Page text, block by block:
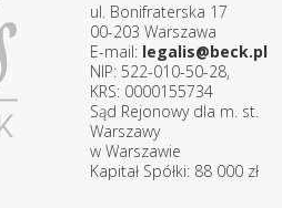
ul. Bonifraterska 17
00-203 Warszawa
E-mail: legalis@beck.pl
NIP: 522-010-50-28,
KRS: 0000155734
Sąd Rejonowy dla m. st.
Warszawy
w Warszawie
Kapitał Spółki: 88 000 zł